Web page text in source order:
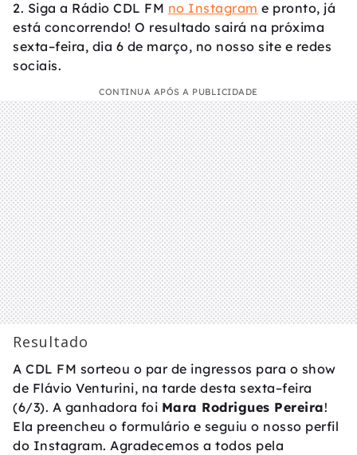
2. Siga a Rádio CDL FM no Instagram e pronto, já
está concorrendo! O resultado sairá na próxima
sexta–feira, dia 6 de março, no nosso site e redes
sociais.
CONTINUA APÓS A PUBLICIDADE
Resultado
A CDL FM sorteou o par de ingressos para o show
de Flávio Venturini, na tarde desta sexta–feira
(6/3). A ganhadora foi Mara Rodrigues Pereira!
Ela preencheu o formulário e seguiu o nosso perfil
do Instagram. Agradecemos a todos pela